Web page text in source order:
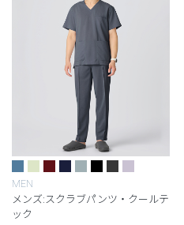
MEN
メンズ:スクラブパンツ・クールテ
ック